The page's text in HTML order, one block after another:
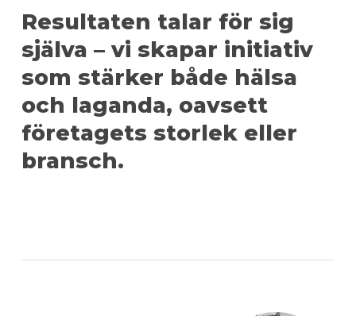
Resultaten talar för sig
själva – vi skapar initiativ
som stärker både hälsa
och laganda, oavsett
företagets storlek eller
bransch.